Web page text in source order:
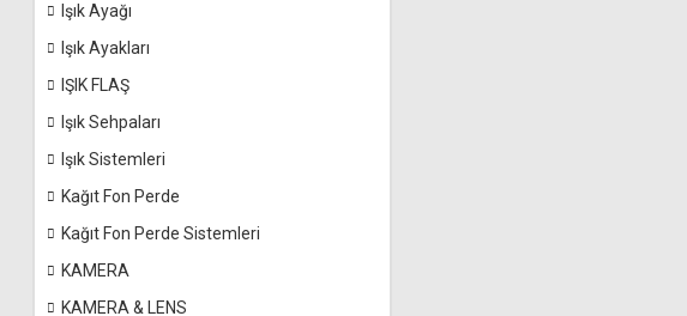
Işık Ayağı
Işık Ayakları
IŞIK FLAŞ
Işık Sehpaları
Işık Sistemleri
Kağıt Fon Perde
Kağıt Fon Perde Sistemleri
KAMERA
KAMERA & LENS